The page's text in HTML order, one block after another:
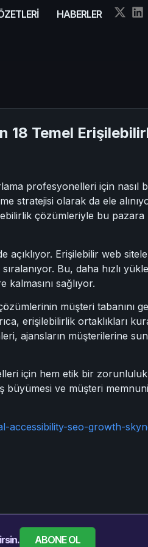
HABERLER
18 Temel
profesyonelleri için nasıl
stratejisi olarak da ele
çözümleriyle bu pazara
Erişilebilir web
Bu, daha hızlı
kalmasını sağlıyor.
müşteri tabanını
erişilebilirlik ortaklıkları
ajansların müşterilerine
için hem etik bir
ve müşteri
accessibility-seo-growth-
ABONE OL